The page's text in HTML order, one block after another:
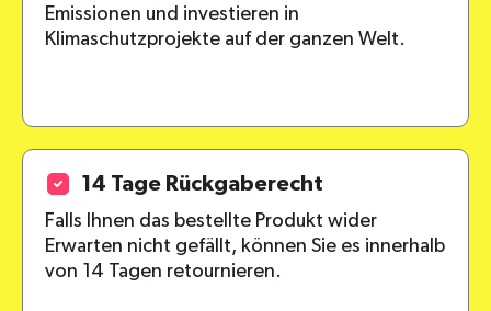
Emissionen und investieren in
Klimaschutzprojekte auf der ganzen Welt.
14 Tage Rückgaberecht
Falls Ihnen das bestellte Produkt wider
Erwarten nicht gefällt, können Sie es innerhalb
von 14 Tagen retournieren.